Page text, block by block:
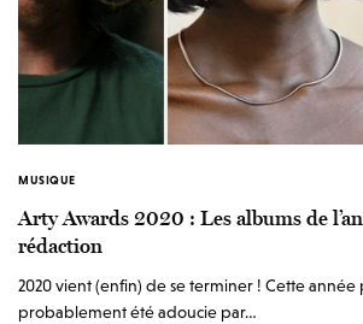
MUSIQUE
Arty Awards 2020 : Les albums de
rédaction
2020 vient (enfin) de se terminer ! Cette année
probablement été adoucie par…